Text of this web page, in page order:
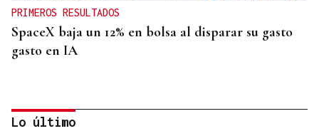
PRIMEROS RESULTADOS
SpaceX baja un 12% en bolsa al disparar su gasto
gasto en IA
Lo último